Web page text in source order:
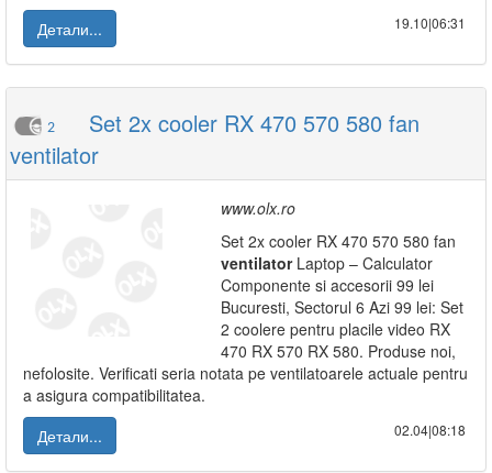
Детали...
19.10|06:31
2
Set 2x cooler RX 470 570 580 fan
ventilator
www.olx.ro
Set 2x cooler RX 470 570 580 fan
ventilatorLaptop – Calculator
Componente si accesorii 99 lei
Bucuresti, Sectorul 6 Azi 99 lei: Set
2 coolere pentru placile video RX
470 RX 570 RX 580. Produse noi,
nefolosite. Verificati seria notata pe ventilatoarele actuale pentru
a asigura compatibilitatea.
Детали...
02.04|08:18